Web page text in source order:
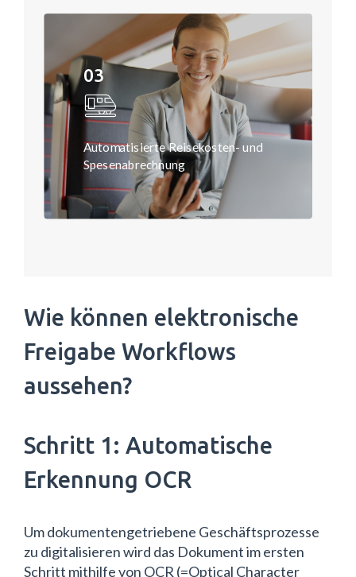
03
Automatisierte Reisekosten- und
Spesenabrechnung
ZUR SEITE
Wie können elektronische
Freigabe Workflows
aussehen?
Schritt 1: Automatische
Erkennung OCR
Um dokumentengetriebene Geschäftsprozesse
zu digitalisieren wird das Dokument im ersten
Schritt mithilfe von OCR (=Optical Character